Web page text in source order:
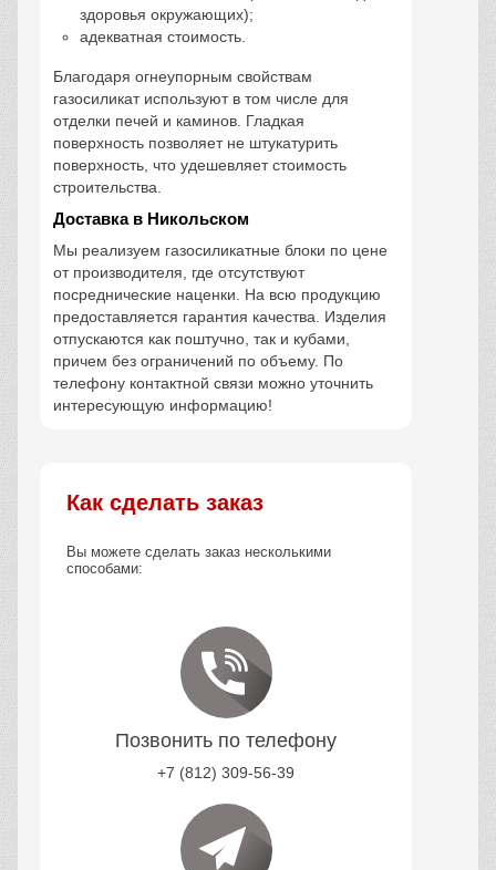
здоровья окружающих);
адекватная стоимость.
Благодаря огнеупорным свойствам
газосиликат используют в том числе для
отделки печей и каминов. Гладкая
поверхность позволяет не штукатурить
поверхность, что удешевляет стоимость
строительства.
Доставка в Никольском
Мы реализуем газосиликатные блоки по цене
от производителя, где отсутствуют
посреднические наценки. На всю продукцию
предоставляется гарантия качества. Изделия
отпускаются как поштучно, так и кубами,
причем без ограничений по объему. По
телефону контактной связи можно уточнить
интересующую информацию!
Как сделать заказ
Вы можете сделать заказ несколькими
способами:
Позвонить по телефону
+7 (812) 309-56-39